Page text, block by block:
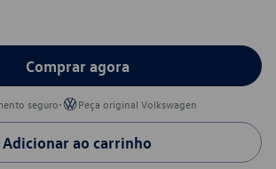
Comprar agora
seguro• Peça original Volkswagen
Adicionar ao carrinho